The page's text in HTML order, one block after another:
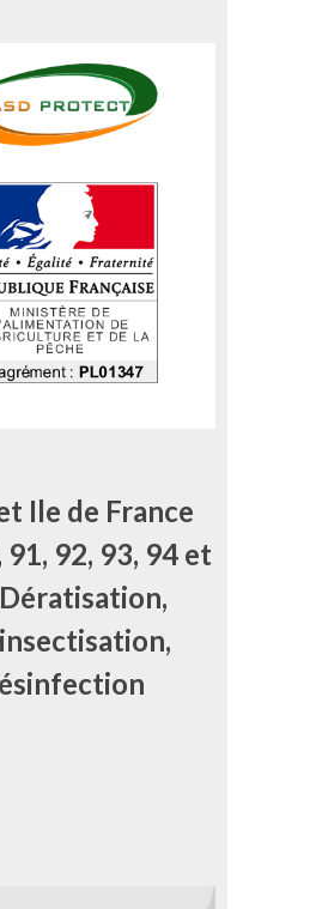
Ile de France
91, 92, 93, 94 et
Dératisation,